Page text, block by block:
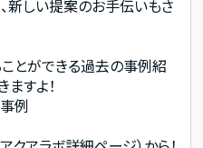
新しい提案のお手伝いもさ
とができる過去の事例紹
すよ！
例